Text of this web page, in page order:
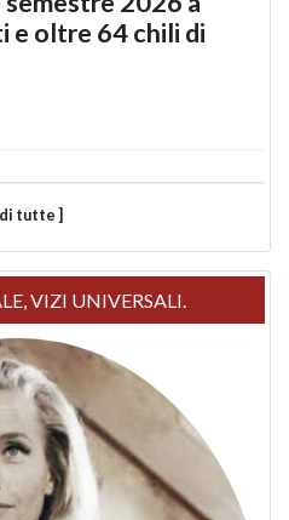
e oltre 64 chili di
tutte ]
VIZI UNIVERSALI.